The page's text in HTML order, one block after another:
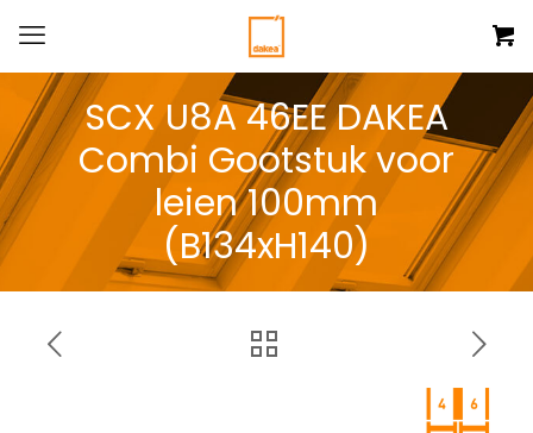
SCX U8A 46EE DAKEA
Combi Gootstuk voor
leien 100mm
(B134xH140)